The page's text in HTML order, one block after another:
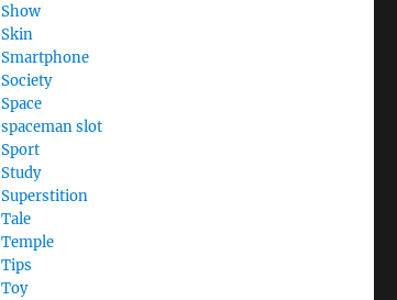
Show
Skin
Smartphone
Society
Space
spaceman slot
Sport
Study
Superstition
Tale
Temple
Tips
Toy